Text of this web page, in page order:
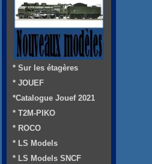
* Sur les étagères
* JOUEF
*Catalogue Jouef 2021
* T2M-PIKO
* ROCO
* LS Models
* LS Models SNCF